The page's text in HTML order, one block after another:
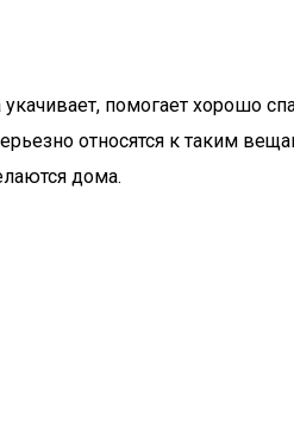
помогает хорошо
относятся к таким
дома.